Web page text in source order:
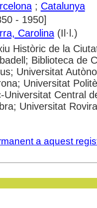
; Catalunya
- 1950]
Carolina(Il·l.)
Històric de la
Biblioteca de
Universitat
Universitat
Universitat Central
Universitat
a aquest